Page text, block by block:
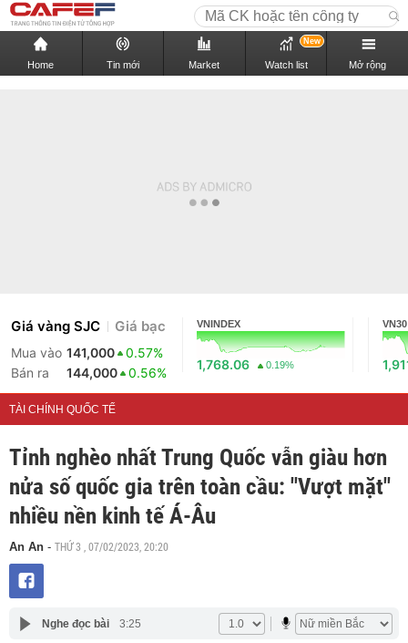
Home Tin mới Market Watch list
New
Mở rộng
Giá vàng SJC Giá bạc
Mua vào 141,000
0.57%
Bán ra
144,000 0.56%
VNINDEX
1,768.06 0.19%
VN30
TÀI CHÍNH QUỐC TẾ
Tỉnh nghèo nhất Trung Quốc vẫn giàu hơn
nửa số quốc gia trên toàn cầu: "Vượt mặt"
nhiều nền kinh tế Á-Âu
An An - THỨ 3 , 07/02/2023, 20:20
Nghe đọc bài 3:25